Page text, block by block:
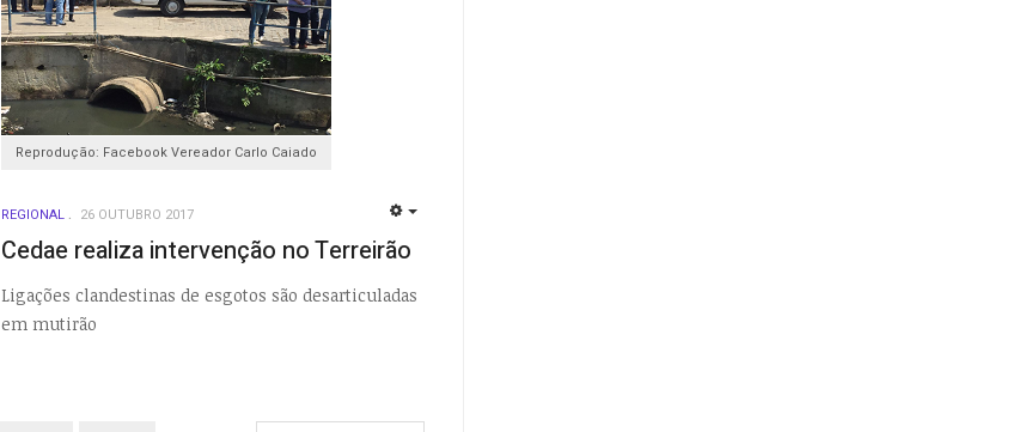
Reprodução: Facebook Vereador Carlo Caiado
REGIONAL 26 OUTUBRO 2017
Cedae realiza intervenção no Terreirão
Ligações clandestinas de esgotos são desarticuladas
em mutirão